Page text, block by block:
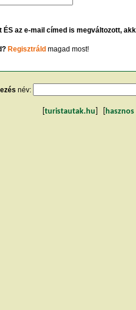
ÉS az e-mail címed is megváltozott,
Regisztráld magad most!
név:
turistautak.hu